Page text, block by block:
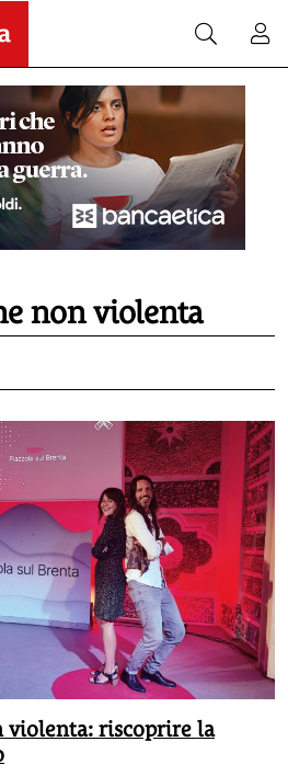
non violenta
violenta: riscoprire la